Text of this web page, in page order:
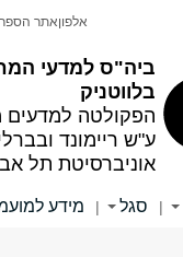
ביה"ס למדעי
בלווטניק
הפקולטה למדעים
ע"ש ריימונד
אוניברסיטת תל
אלפוןאתר
| סגל | מידע